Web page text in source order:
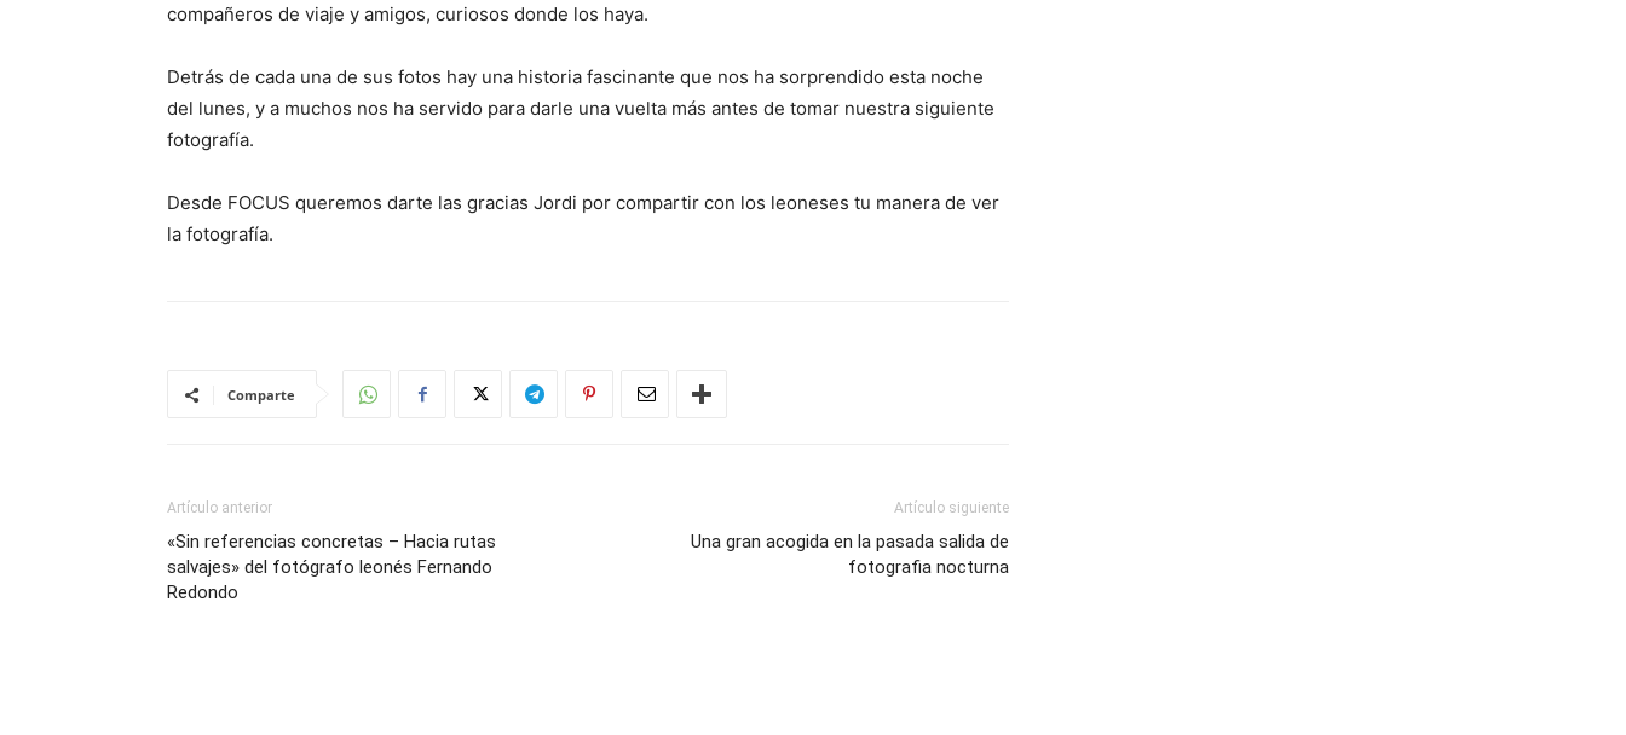
compañeros de viaje y amigos, curiosos donde los haya.
Detrás de cada una de sus fotos hay una historia fascinante que nos ha sorprendido esta noche
del lunes, y a muchos nos ha servido para darle una vuelta más antes de tomar nuestra siguiente
fotografía.
Desde FOCUS queremos darte las gracias Jordi por compartir con los leoneses tu manera de ver
la fotografía.
Comparte
Artículo anterior
«Sin referencias concretas – Hacia rutas
salvajes» del fotógrafo leonés Fernando
Redondo
Artículo siguiente
Una gran acogida en la pasada salida de
fotografia nocturna